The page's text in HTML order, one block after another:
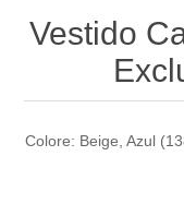
Vestido
Colore: Beige, Azul